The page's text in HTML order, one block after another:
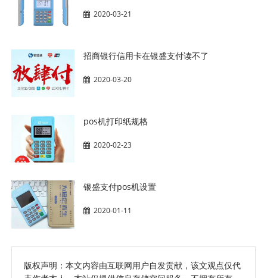
2020-03-21
招商银行信用卡在银盛支付读不了
2020-03-20
pos机打印纸规格
2020-02-23
银盛支付pos机设置
2020-01-11
版权声明：本文内容由互联网用户自发贡献，该文观点仅代